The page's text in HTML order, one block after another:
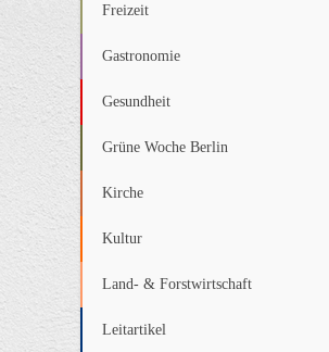
Freizeit
Gastronomie
Gesundheit
Grüne Woche Berlin
Kirche
Kultur
Land- & Forstwirtschaft
Leitartikel